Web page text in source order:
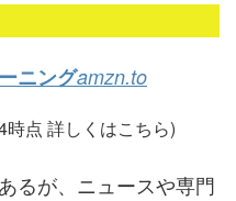
ニングamzn.to
時点 詳しくはこちら)
るが、ニュースや専門